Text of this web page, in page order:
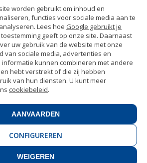
11
reserved.
worden gebruikt om inhoud en
functies voor sociale media aan te
Lees hoe Google gebruikt je
geeft op onze site. Daarnaast
uw gebruik van de website met onze
van sociale media, advertenties en
kunnen combineren met andere
hebt verstrekt of die zij hebben
van hun diensten. U kunt meer
cookiebeleid.
WEIGEREN
CONFIGUREREN
AANVAARDEN